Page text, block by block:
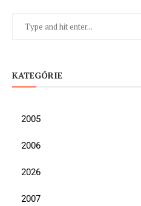
KATEGÓRIE
2005
2006
2026
2007